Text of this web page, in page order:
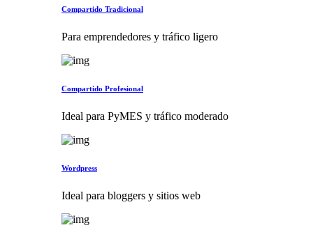
Compartido Tradicional
Para emprendedores y tráfico ligero
Compartido Profesional
Ideal para PyMES y tráfico moderado
Wordpress
Ideal para bloggers y sitios web